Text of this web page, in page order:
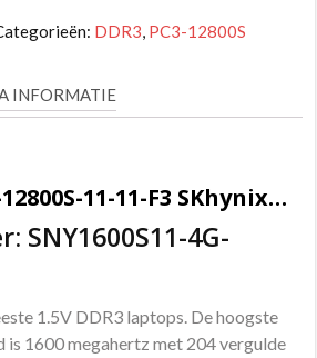
DDR3, PC3-12800S
INFORMATIE
4GB 2Rx8 PC3-12800S-11-11-F3 SKhynix Sodimm geheugen
SNY1600S11-4G-
1.5V DDR3 laptops. De hoogste
is 1600 megahertz met 204 vergulde